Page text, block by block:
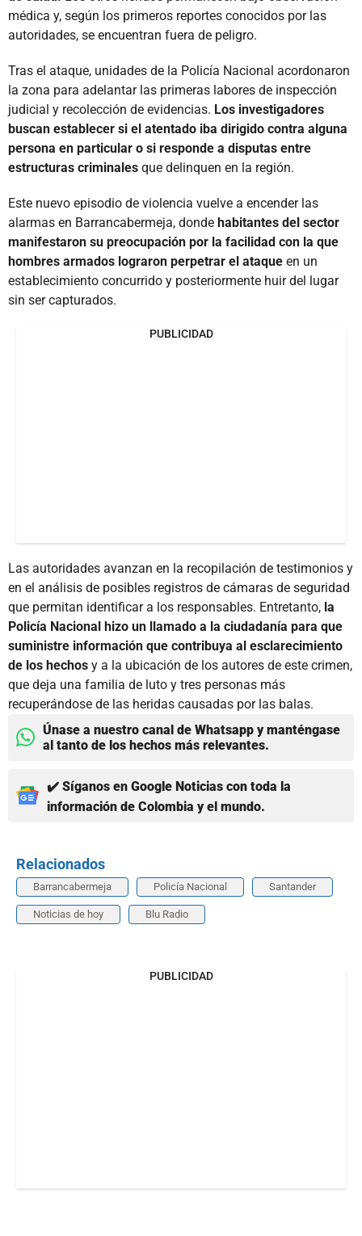
médica y, según los primeros reportes conocidos por las
autoridades, se encuentran fuera de peligro.
Tras el ataque, unidades de la Policía Nacional acordonaron
la zona para adelantar las primeras labores de inspección
judicial y recolección de evidencias. Los investigadores
buscan establecer si el atentado iba dirigido contra alguna
persona en particular o si responde a disputas entre
estructuras criminales que delinquen en la región.
Este nuevo episodio de violencia vuelve a encender las
alarmas en Barrancabermeja, donde habitantes del sector
manifestaron su preocupación por la facilidad con la que
hombres armados lograron perpetrar el ataque en un
establecimiento concurrido y posteriormente huir del lugar
sin ser capturados.
PUBLICIDAD
Las autoridades avanzan en la recopilación de testimonios y
en el análisis de posibles registros de cámaras de seguridad
que permitan identificar a los responsables. Entretanto, la
Policía Nacional hizo un llamado a la ciudadanía para que
suministre información que contribuya al esclarecimiento
de los hechos y a la ubicación de los autores de este crimen,
que deja una familia de luto y tres personas más
recuperándose de las heridas causadas por las balas.
Únase a nuestro canal de Whatsapp y manténgase
al tanto de los hechos más relevantes.
✔️ Síganos en Google Noticias con toda la
información de Colombia y el mundo.
Relacionados
Barrancabermeja Policía Nacional Santander
Noticias de hoy Blu Radio
PUBLICIDAD